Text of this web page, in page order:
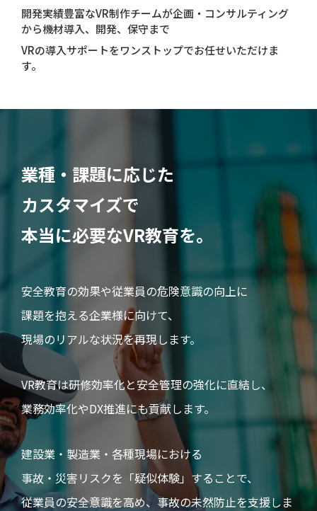
開発実績豊富なVR制作チームが企画・コンサルティング
から機材導入、開発、保守まで
VRの導入サポートをワンストップでお任せいただけま
す。
業種・課題に応じた
カスタマイズで
本当に必要なVR教育を。
安全教育の効果や従業員の危険意識の向上に
課題を抱える企業様に向けて、
現場のリアルな状況を再現します。
VR教育は研修効率化と安全管理の強化に直結し、
業務効率化やDX推進にも貢献します。
建設業・製造業・各種現場における
事故・災害リスクを「疑似体験」することで、
従業員の安全意識を高め、事故の未然防止を支援しま